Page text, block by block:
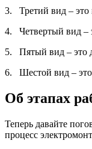
3. Третий вид – это
4. Четвертый вид –
5. Пятый вид – это
6. Шестой вид –
Об этапах
Теперь давайте
процесс